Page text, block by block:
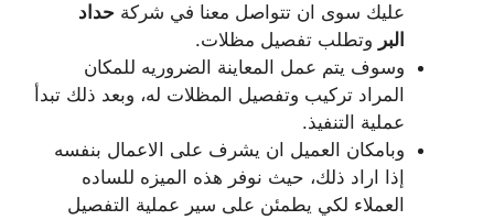
عليك سوى ان تتواصل معنا في شركة حداد
البر وتطلب تفصيل مظلات.
وسوف يتم عمل المعاينة الضروريه للمكان
المراد تركيب وتفصيل المظلات له، وبعد ذلك تبدأ
عملية التنفيذ.
وبامكان العميل ان يشرف على الاعمال بنفسه
إذا اراد ذلك، حيث نوفر هذه الميزه للساده
العملاء لكي يطمئن على سير عملية التفصيل